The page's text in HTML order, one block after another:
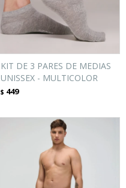
KIT DE 3 PARES DE MEDIAS
UNISSEX - MULTICOLOR
$ 449